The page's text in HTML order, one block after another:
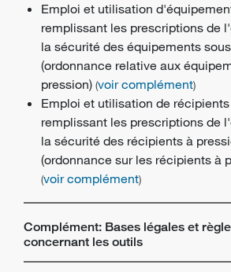
Emploi et utilisation
remplissant les prescriptions de
la sécurité des équipements
(ordonnance relative aux
pression) (voir complément)
Emploi et utilisation de
remplissant les prescriptions de
la sécurité des récipients à
(ordonnance sur les récipients à
(voir complément)
Complément: Bases légales et
concernant les outils